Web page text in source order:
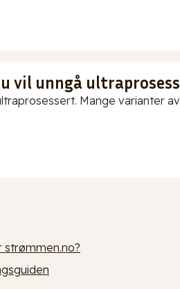
vil unngå
Mange varianter
strømmen.no?